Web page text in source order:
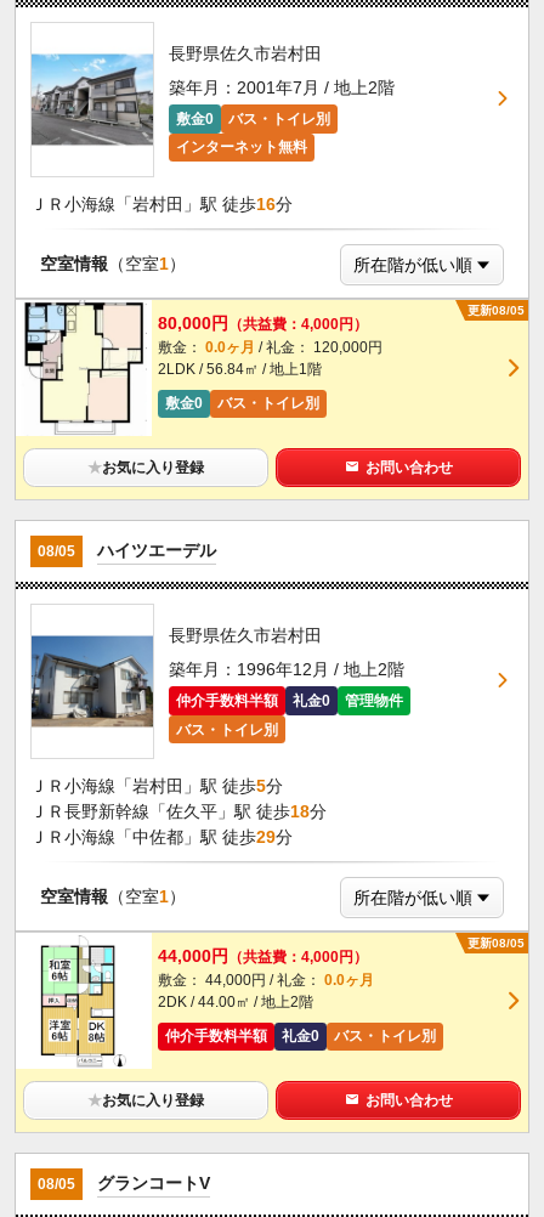
長野県佐久市岩村田
築年月：2001年7月 / 地上2階
敷金0
バス・トイレ別
インターネット無料
ＪＲ小海線「岩村田」駅 徒歩16分
空室情報 （空室1）
更新08/05
80,000円
（共益費：4,000円）
敷金： 0.0ヶ月 / 礼金： 120,000円
2LDK / 56.84㎡ / 地上1階
敷金0
バス・トイレ別
★お気に入り登録 お問い合わせ
08/05 ハイツエーデル
長野県佐久市岩村田
築年月：1996年12月 / 地上2階
仲介手数料半額 礼金0
管理物件
バス・トイレ別
ＪＲ小海線「岩村田」駅 徒歩5分
ＪＲ長野新幹線「佐久平」駅 徒歩18分
ＪＲ小海線「中佐都」駅 徒歩29分
空室情報 （空室1）
更新08/05
44,000円
（共益費：4,000円）
敷金： 44,000円 / 礼金： 0.0ヶ月
2DK / 44.00㎡ / 地上2階
仲介手数料半額
礼金0 バス・トイレ別
★お気に入り登録 お問い合わせ
08/05 グランコートV